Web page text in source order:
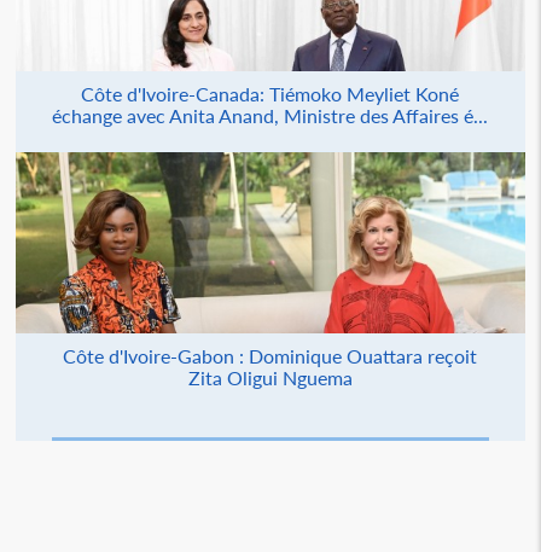
Côte d'Ivoire-Canada: Tiémoko Meyliet Koné
échange avec Anita Anand, Ministre des Affaires é...
Côte d'Ivoire-Gabon : Dominique Ouattara reçoit
Zita Oligui Nguema